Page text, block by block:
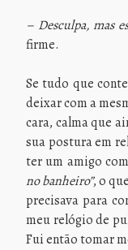
– Desculpa, mas
firme.
Se tudo que
deixar com a
cara, calma que
sua postura em
ter um amigo
no banheiro”, o
precisava para
meu relógio de
Fui então tomar